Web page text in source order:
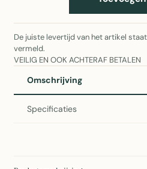
De juiste levertijd van het artikel
vermeld.
VEILIG EN OOK ACHTERAF BETALEN
Omschrijving
Specificaties